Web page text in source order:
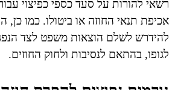
רשאי להורות על סעד כספי כפיצוי
אכיפת תנאי החוזה או ביטולו. כמו כן,
להידרש לשלם הוצאות משפט לצד
לגופו, בהתאם לנסיבות ולחוק החוזים.